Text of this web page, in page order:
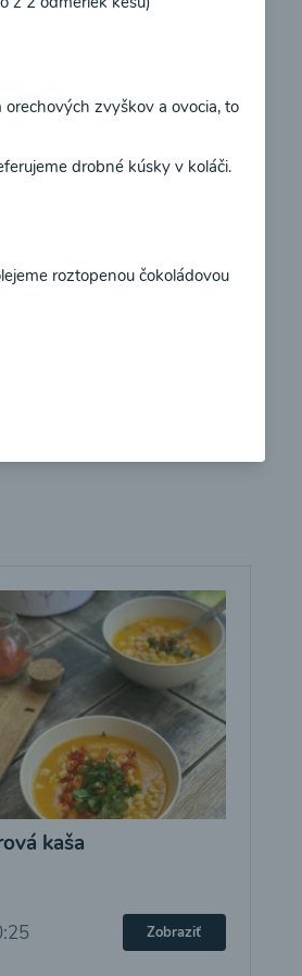
Zobraziť
kaša
Zobraziť
zvyškov a ovocia, to
drobné kúsky v koláči.
roztopenou čokoládovou